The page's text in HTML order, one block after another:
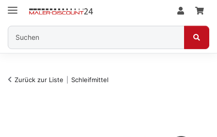
Zurück zur Liste Schleifmittel